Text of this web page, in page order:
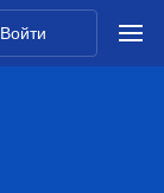
Войти